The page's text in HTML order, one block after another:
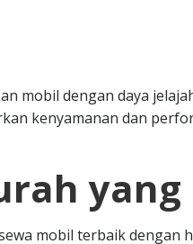
mobil dengan daya
kenyamanan dan
mobil terbaik dengan